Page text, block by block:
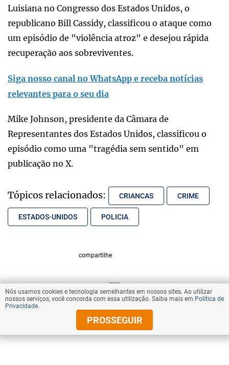
Luisiana no Congresso dos Estados Unidos, o
republicano Bill Cassidy, classificou o ataque como
um episódio de "violência atroz" e desejou rápida
recuperação aos sobreviventes.
Siga nosso canal no WhatsApp e receba notícias
relevantes para o seu dia
Mike Johnson, presidente da Câmara de
Representantes dos Estados Unidos, classificou o
episódio como uma "tragédia sem sentido" em
publicação no X.
Tópicos relacionados: CRIANCAS CRIME
ESTADOS-UNIDOS POLICIA
compartilhe
VOLTAR AO TOPO
© Copyright 2026 Diários Associados
Nós usamos cookies e tecnologia semelhantes em nossos sites. Ao utilizar
nossos serviços, você concorda com essa utilização. Saiba mais em Política de
Privacidade.
PROSSEGUIR